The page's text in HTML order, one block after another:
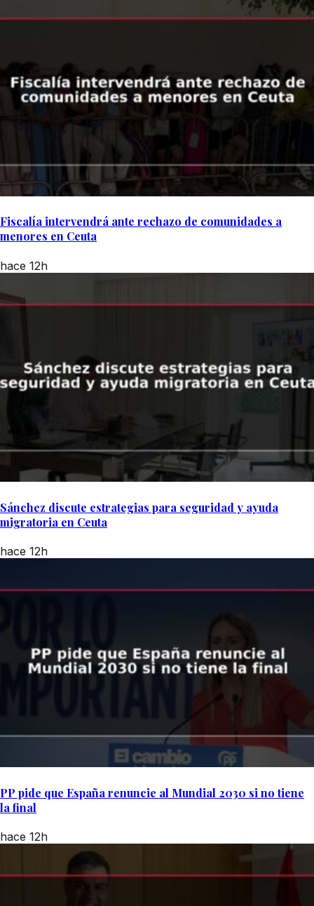
Fiscalía intervendrá ante rechazo de comunidades a
menores en Ceuta
hace 12h
Sánchez discute estrategias para seguridad y ayuda
migratoria en Ceuta
hace 12h
PP pide que España renuncie al Mundial 2030 si no tiene
la final
hace 12h